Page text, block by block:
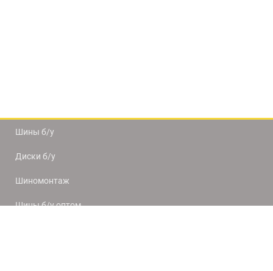
Шины б/у
Диски б/у
Шиномонтаж
Шины б/у оптом